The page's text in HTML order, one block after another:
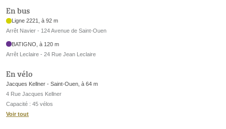
En bus
Ligne 2221, à 92 m
Arrêt Navier - 124 Avenue de Saint-Ouen
BATIGNO, à 120 m
Arrêt Leclaire - 24 Rue Jean Leclaire
En vélo
Jacques Kellner - Saint-Ouen, à 64 m
4 Rue Jacques Kellner
Capacité : 45 vélos
Voir tout